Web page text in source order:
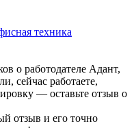
техника
о работодателе Адант,
сейчас работаете,
— оставьте отзыв о
отзыв и его точно